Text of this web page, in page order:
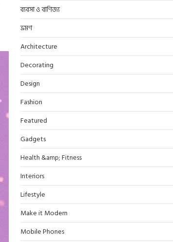
ব্যবসা ও বাণিজ্য
ভ্রমণ
Architecture
Decorating
Design
Fashion
Featured
Gadgets
Health &amp; Fitness
Interiors
Lifestyle
Make it Modern
Mobile Phones